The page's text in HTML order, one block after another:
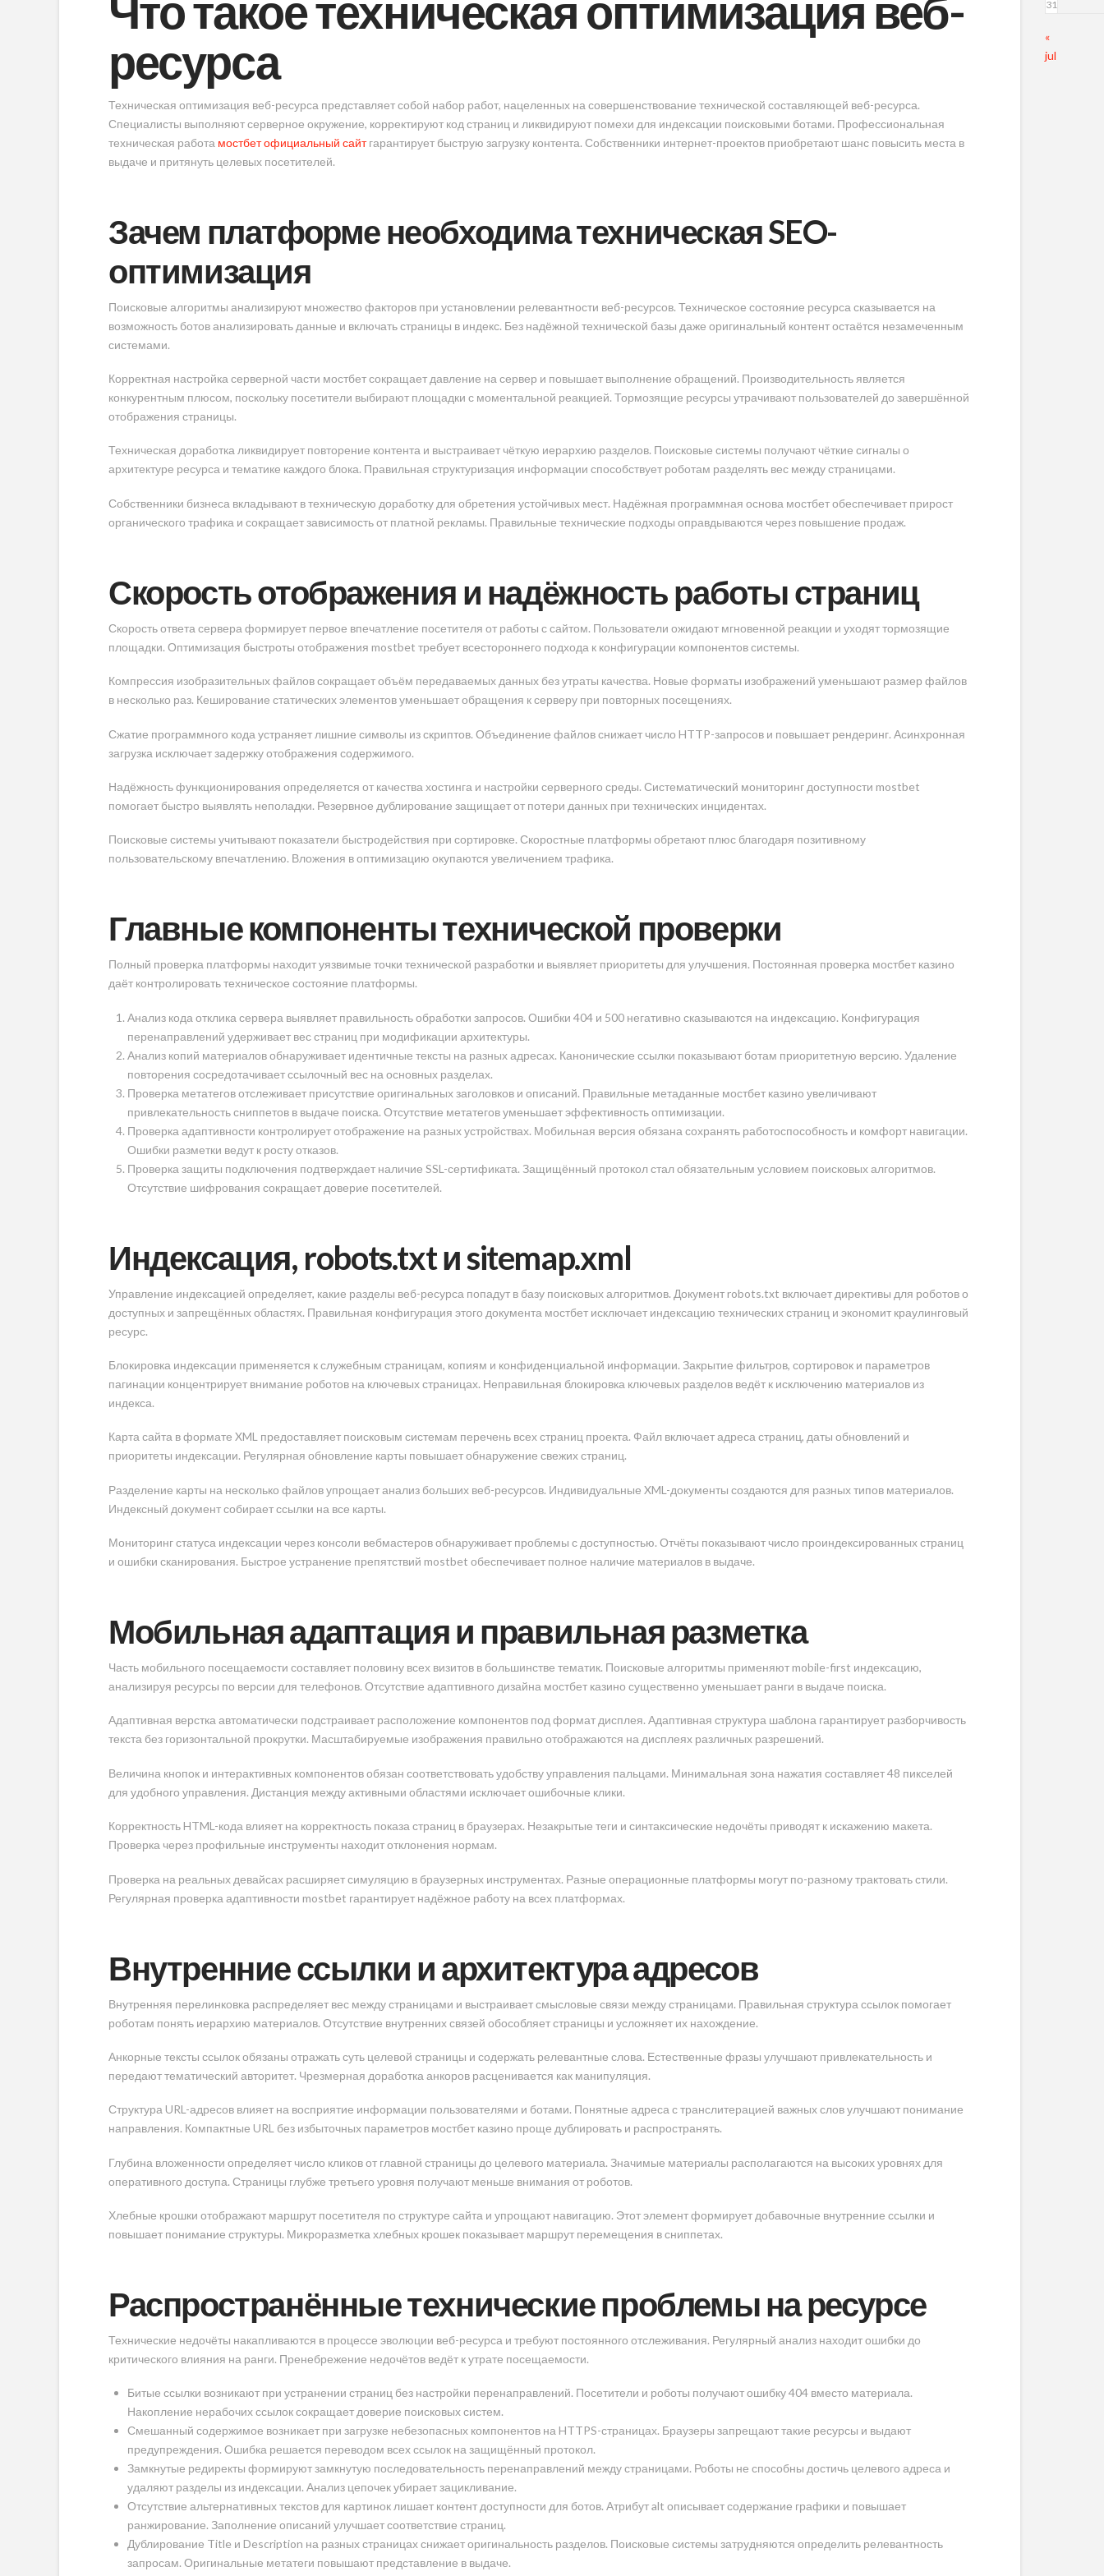
ресурса
Техническая оптимизация веб-ресурса представляет собой набор работ, нацеленных на совершенствование технической составляющей веб-ресурса.
Специалисты выполняют серверное окружение, корректируют код страниц и ликвидируют помехи для индексации поисковыми ботами. Профессиональная
техническая работа мостбет официальный сайтгарантирует быструю загрузку контента. Собственники интернет-проектов приобретают шанс повысить места в
выдаче и притянуть целевых посетителей.
Зачем платформе необходима техническая SEO-
оптимизация
Поисковые алгоритмы анализируют множество факторов при установлении релевантности веб-ресурсов. Техническое состояние ресурса сказывается на
возможность ботов анализировать данные и включать страницы в индекс. Без надёжной технической базы даже оригинальный контент остаётся незамеченным
системами.
Корректная настройка серверной части мостбет сокращает давление на сервер и повышает выполнение обращений. Производительность является
конкурентным плюсом, поскольку посетители выбирают площадки с моментальной реакцией. Тормозящие ресурсы утрачивают пользователей до завершённой
отображения страницы.
Техническая доработка ликвидирует повторение контента и выстраивает чёткую иерархию разделов. Поисковые системы получают чёткие сигналы о
архитектуре ресурса и тематике каждого блока. Правильная структуризация информации способствует роботам разделять вес между страницами.
Собственники бизнеса вкладывают в техническую доработку для обретения устойчивых мест. Надёжная программная основа мостбет обеспечивает прирост
органического трафика и сокращает зависимость от платной рекламы. Правильные технические подходы оправдываются через повышение продаж.
Скорость отображения и надёжность работы страниц
Скорость ответа сервера формирует первое впечатление посетителя от работы с сайтом. Пользователи ожидают мгновенной реакции и уходят тормозящие
площадки. Оптимизация быстроты отображения mostbet требует всестороннего подхода к конфигурации компонентов системы.
Компрессия изобразительных файлов сокращает объём передаваемых данных без утраты качества. Новые форматы изображений уменьшают размер файлов
в несколько раз. Кеширование статических элементов уменьшает обращения к серверу при повторных посещениях.
Сжатие программного кода устраняет лишние символы из скриптов. Объединение файлов снижает число HTTP-запросов и повышает рендеринг. Асинхронная
загрузка исключает задержку отображения содержимого.
Надёжность функционирования определяется от качества хостинга и настройки серверного среды. Систематический мониторинг доступности mostbet
помогает быстро выявлять неполадки. Резервное дублирование защищает от потери данных при технических инцидентах.
Поисковые системы учитывают показатели быстродействия при сортировке. Скоростные платформы обретают плюс благодаря позитивному
пользовательскому впечатлению. Вложения в оптимизацию окупаются увеличением трафика.
Главные компоненты технической проверки
Полный проверка платформы находит уязвимые точки технической разработки и выявляет приоритеты для улучшения. Постоянная проверка мостбет казино
даёт контролировать техническое состояние платформы.
Анализ кода отклика сервера выявляет правильность обработки запросов. Ошибки 404 и 500 негативно сказываются на индексацию. Конфигурация
перенаправлений удерживает вес страниц при модификации архитектуры.
Анализ копий материалов обнаруживает идентичные тексты на разных адресах. Канонические ссылки показывают ботам приоритетную версию. Удаление
повторения сосредотачивает ссылочный вес на основных разделах.
Проверка метатегов отслеживает присутствие оригинальных заголовков и описаний. Правильные метаданные мостбет казино увеличивают
привлекательность сниппетов в выдаче поиска. Отсутствие метатегов уменьшает эффективность оптимизации.
Проверка адаптивности контролирует отображение на разных устройствах. Мобильная версия обязана сохранять работоспособность и комфорт навигации.
Ошибки разметки ведут к росту отказов.
Проверка защиты подключения подтверждает наличие SSL-сертификата. Защищённый протокол стал обязательным условием поисковых алгоритмов.
Отсутствие шифрования сокращает доверие посетителей.
Индексация, robots.txt и sitemap.xml
Управление индексацией определяет, какие разделы веб-ресурса попадут в базу поисковых алгоритмов. Документ robots.txt включает директивы для роботов о
доступных и запрещённых областях. Правильная конфигурация этого документа мостбет исключает индексацию технических страниц и экономит краулинговый
ресурс.
Блокировка индексации применяется к служебным страницам, копиям и конфиденциальной информации. Закрытие фильтров, сортировок и параметров
пагинации концентрирует внимание роботов на ключевых страницах. Неправильная блокировка ключевых разделов ведёт к исключению материалов из
индекса.
Карта сайта в формате XML предоставляет поисковым системам перечень всех страниц проекта. Файл включает адреса страниц, даты обновлений и
приоритеты индексации. Регулярная обновление карты повышает обнаружение свежих страниц.
Разделение карты на несколько файлов упрощает анализ больших веб-ресурсов. Индивидуальные XML-документы создаются для разных типов материалов.
Индексный документ собирает ссылки на все карты.
Мониторинг статуса индексации через консоли вебмастеров обнаруживает проблемы с доступностью. Отчёты показывают число проиндексированных страниц
и ошибки сканирования. Быстрое устранение препятствий mostbet обеспечивает полное наличие материалов в выдаче.
Мобильная адаптация и правильная разметка
Часть мобильного посещаемости составляет половину всех визитов в большинстве тематик. Поисковые алгоритмы применяют mobile-first индексацию,
анализируя ресурсы по версии для телефонов. Отсутствие адаптивного дизайна мостбет казино существенно уменьшает ранги в выдаче поиска.
Адаптивная верстка автоматически подстраивает расположение компонентов под формат дисплея. Адаптивная структура шаблона гарантирует разборчивость
текста без горизонтальной прокрутки. Масштабируемые изображения правильно отображаются на дисплеях различных разрешений.
Величина кнопок и интерактивных компонентов обязан соответствовать удобству управления пальцами. Минимальная зона нажатия составляет 48 пикселей
для удобного управления. Дистанция между активными областями исключает ошибочные клики.
Корректность HTML-кода влияет на корректность показа страниц в браузерах. Незакрытые теги и синтаксические недочёты приводят к искажению макета.
Проверка через профильные инструменты находит отклонения нормам.
Проверка на реальных девайсах расширяет симуляцию в браузерных инструментах. Разные операционные платформы могут по-разному трактовать стили.
Регулярная проверка адаптивности mostbet гарантирует надёжное работу на всех платформах.
Внутренние ссылки и архитектура адресов
Внутренняя перелинковка распределяет вес между страницами и выстраивает смысловые связи между страницами. Правильная структура ссылок помогает
роботам понять иерархию материалов. Отсутствие внутренних связей обособляет страницы и усложняет их нахождение.
Анкорные тексты ссылок обязаны отражать суть целевой страницы и содержать релевантные слова. Естественные фразы улучшают привлекательность и
передают тематический авторитет. Чрезмерная доработка анкоров расценивается как манипуляция.
Структура URL-адресов влияет на восприятие информации пользователями и ботами. Понятные адреса с транслитерацией важных слов улучшают понимание
направления. Компактные URL без избыточных параметров мостбет казино проще дублировать и распространять.
Глубина вложенности определяет число кликов от главной страницы до целевого материала. Значимые материалы располагаются на высоких уровнях для
оперативного доступа. Страницы глубже третьего уровня получают меньше внимания от роботов.
Хлебные крошки отображают маршрут посетителя по структуре сайта и упрощают навигацию. Этот элемент формирует добавочные внутренние ссылки и
повышает понимание структуры. Микроразметка хлебных крошек показывает маршрут перемещения в сниппетах.
Распространённые технические проблемы на ресурсе
Технические недочёты накапливаются в процессе эволюции веб-ресурса и требуют постоянного отслеживания. Регулярный анализ находит ошибки до
критического влияния на ранги. Пренебрежение недочётов ведёт к утрате посещаемости.
Битые ссылки возникают при устранении страниц без настройки перенаправлений. Посетители и роботы получают ошибку 404 вместо материала.
Накопление нерабочих ссылок сокращает доверие поисковых систем.
Смешанный содержимое возникает при загрузке небезопасных компонентов на HTTPS-страницах. Браузеры запрещают такие ресурсы и выдают
предупреждения. Ошибка решается переводом всех ссылок на защищённый протокол.
Замкнутые редиректы формируют замкнутую последовательность перенаправлений между страницами. Роботы не способны достичь целевого адреса и
удаляют разделы из индексации. Анализ цепочек убирает зацикливание.
Отсутствие альтернативных текстов для картинок лишает контент доступности для ботов. Атрибут alt описывает содержание графики и повышает
ранжирование. Заполнение описаний улучшает соответствие страниц.
Дублирование Title и Description на разных страницах снижает оригинальность разделов. Поисковые системы затрудняются определить релевантность
запросам. Оригинальные метатеги повышают представление в выдаче.
31
«
jul